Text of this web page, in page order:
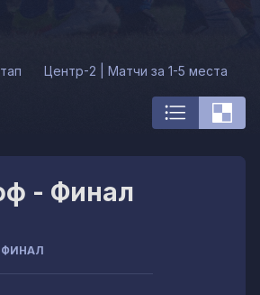
Центр-2 | Матчи за 1-5 места
- Финал
ФИНАЛ